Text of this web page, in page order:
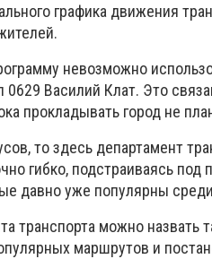
графика движения
невозможно
Василий Клат. Это
прокладывать город не
то здесь департамент
гибко, подстраиваясь под
давно уже популярны
транспорта можно назвать
маршрутов и